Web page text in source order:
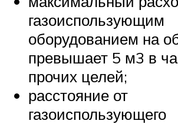
газоиспользующим
оборудованием на
превышает 5 м3 в
прочих целей;
расстояние от
газоиспользующего